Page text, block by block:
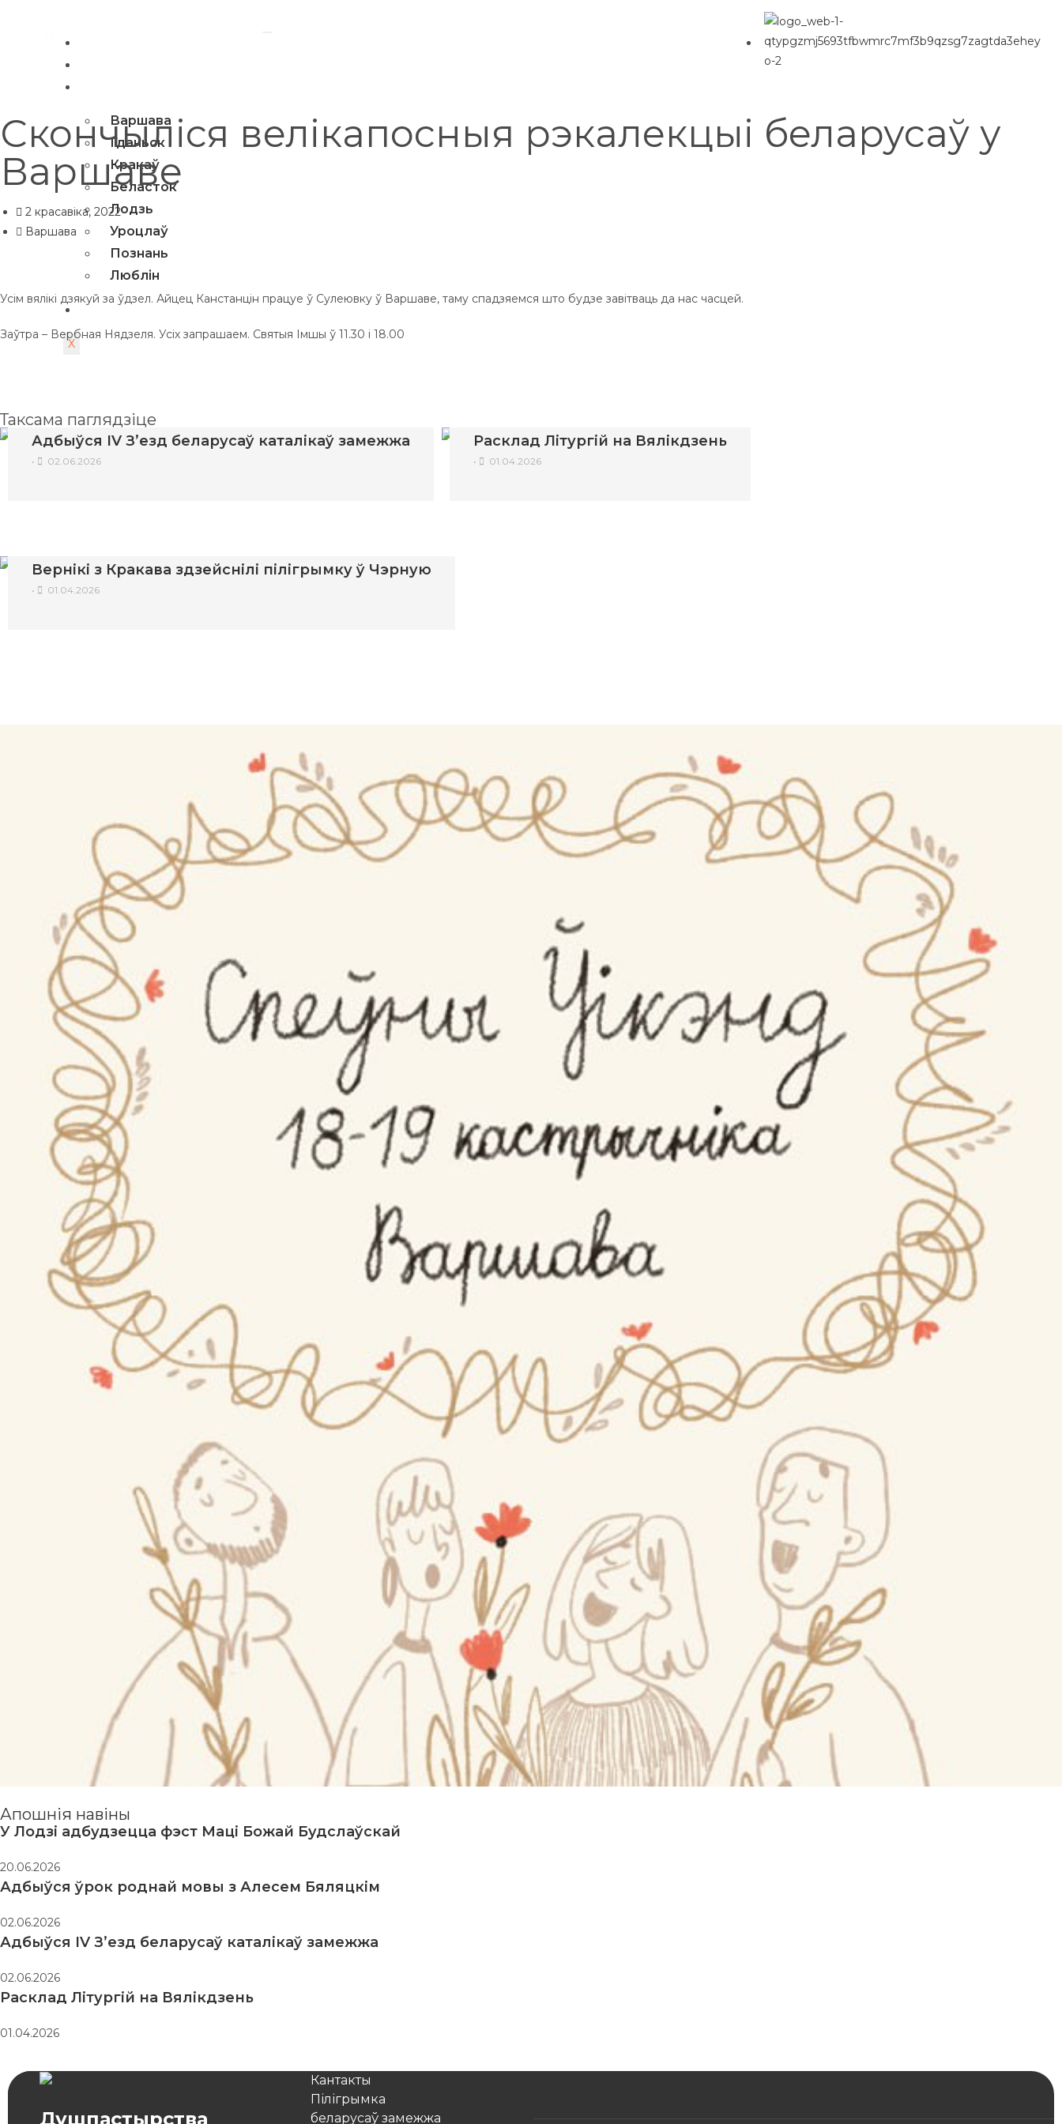
Варшава
Гданьск
Кракаў
Беласток
Лодзь
Уроцлаў
Познань
Люблін
Спеўны ўікенд
X
P
Скончыліся велікапосныя рэкалекцыі беларусаў у
Варшаве
2 красавіка, 2022
Варшава
Усім вялікі дзякуй за ўдзел. Айцец Канстанцін працуе ў Сулеювку ў Варшаве, таму спадзяемся што будзе завітваць да нас часцей.
Заўтра – Вербная Нядзеля. Усіх запрашаем. Святыя Імшы ў 11.30 і 18.00
Таксама паглядзіце
Адбыўся IV З’езд беларусаў каталікаў замежжа
• 02.06.2026
Расклад Літургій на Вялікдзень
• 01.04.2026
Вернікі з Кракава здзейснілі пілігрымку ў Чэрную
• 01.04.2026
Апошнія навіны
У Лодзі адбудзецца фэст Маці Божай Будслаўскай
20.06.2026
Адбыўся ўрок роднай мовы з Алесем Бяляцкім
02.06.2026
Адбыўся IV З’езд беларусаў каталікаў замежжа
02.06.2026
Расклад Літургій на Вялікдзень
01.04.2026
Душпастырства
Кантакты
Пілігрымка
беларусаў замежжа